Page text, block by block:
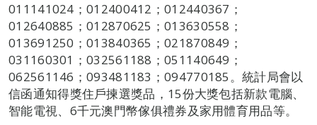
011141024；012400412；012440367；
012640885；012870625；013630558；
013691250；013840365；021870849；
031160301；032561188；051140649；
062561146；093481183；094770185。統計局會以
信函通知得獎住戶揀選獎品，15份大獎包括新款電腦、
智能電視、6千元澳門幣傢俱禮券及家用體育用品等。